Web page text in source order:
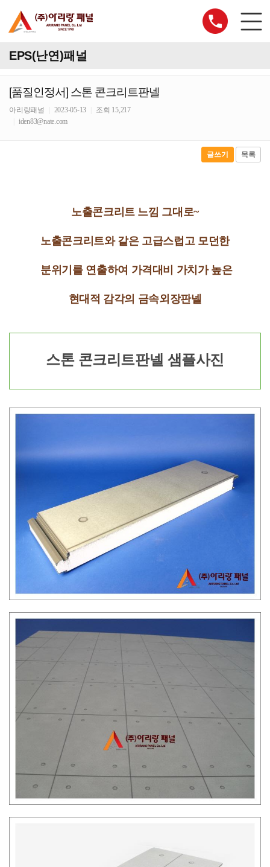
EPS(난연)패널
[품질인정서] 스톤 콘크리트판넬
아리랑패널 2023-05-13
조회 15,217
iden83@nate.com
글쓰기 목록
노출콘크리트 느낌 그대로~
노출콘크리트와 같은 고급스럽고 모던한
분위기를 연출하여 가격대비 가치가 높은
현대적 감각의 금속외장판넬
스톤 콘크리트판넬 샘플사진